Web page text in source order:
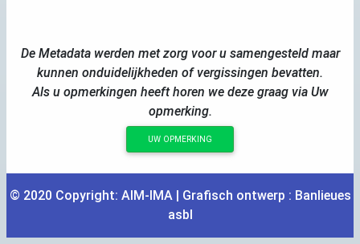
De Metadata werden met zorg voor u samengesteld maar
kunnen onduidelijkheden of vergissingen bevatten.
Als u opmerkingen heeft horen we deze graag via Uw
opmerking.
UW OPMERKING
© 2020 Copyright: AIM-IMA| Grafisch ontwerp : Banlieues
asbl